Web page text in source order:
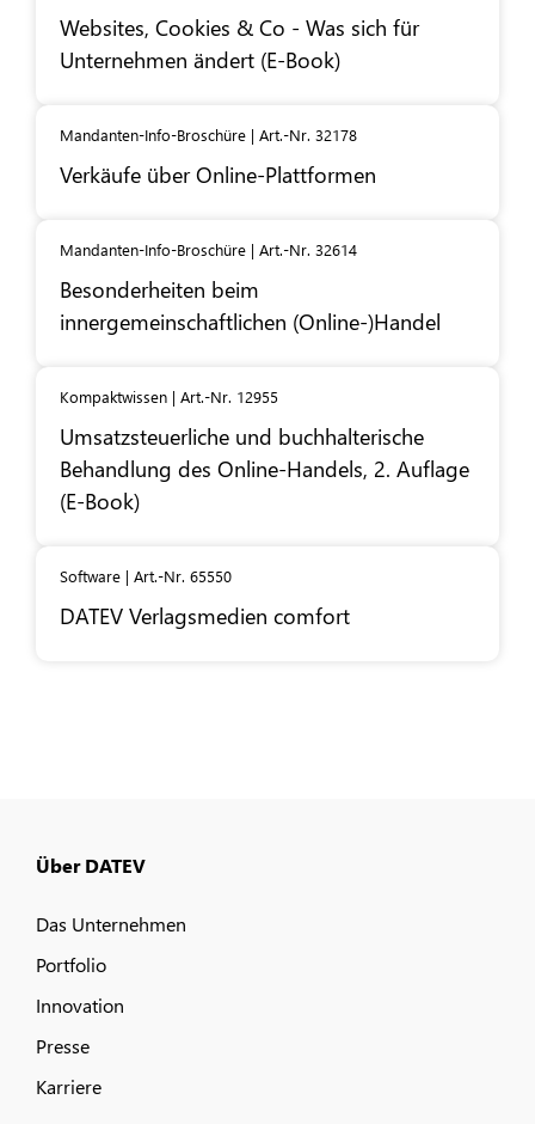
Websites, Cookies & Co - Was sich für
Unternehmen ändert (E-Book)
Mandanten-Info-Broschüre | Art.-Nr. 32178
Verkäufe über Online-Plattformen
Mandanten-Info-Broschüre | Art.-Nr. 32614
Besonderheiten beim
innergemeinschaftlichen (Online-)Handel
Kompaktwissen | Art.-Nr. 12955
Umsatzsteuerliche und buchhalterische
Behandlung des Online-Handels, 2. Auflage
(E-Book)
Software | Art.-Nr. 65550
DATEV Verlagsmedien comfort
Über DATEV
Das Unternehmen
Portfolio
Innovation
Presse
Karriere